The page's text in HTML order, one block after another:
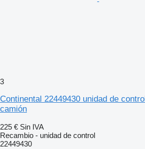
3
Continental 22449430 unidad de
camión
225 € Sin IVA
Recambio - unidad de control
22449430